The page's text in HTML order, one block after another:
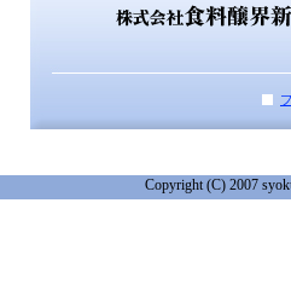
Copyright (C) 2007